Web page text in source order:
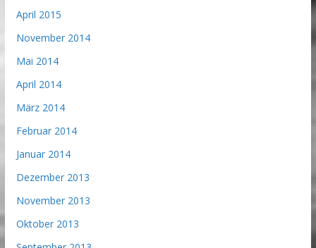
April 2015
November 2014
Mai 2014
April 2014
März 2014
Februar 2014
Januar 2014
Dezember 2013
November 2013
Oktober 2013